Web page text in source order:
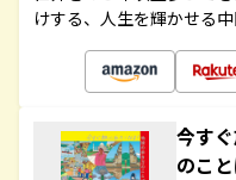
けする、人生を輝かせる
今す
のこ